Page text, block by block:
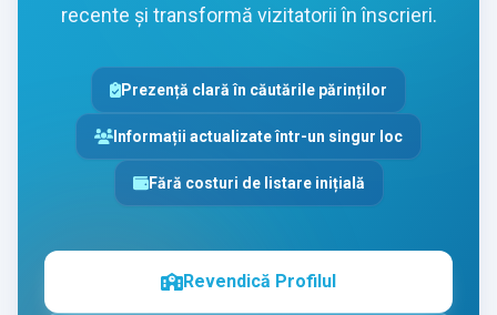
recente și transformă vizitatorii în înscrieri.
Prezență clară în căutările părinților
Informații actualizate într-un singur loc
Fără costuri de listare inițială
Revendică Profilul